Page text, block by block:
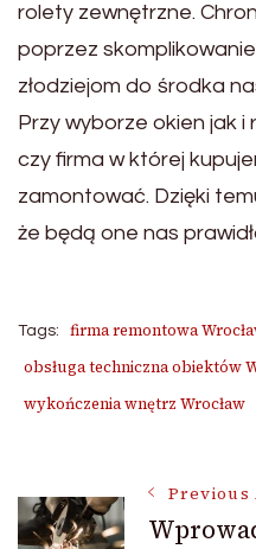
rolety zewnętrzne.
poprzez
złodziejom do środka
Przy wyborze okien jak
czy firma w której
zamontować. Dzięki
że będą one nas
Tags:
firma remontowa
obsługa techniczna obiektów
wykończenia wnętrz Wrocław
Post
Previous